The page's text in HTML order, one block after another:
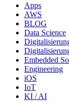
Apps
AWS
BLOG
Data Science
Embedded
Engineering
iOS
IoT
KI / AI